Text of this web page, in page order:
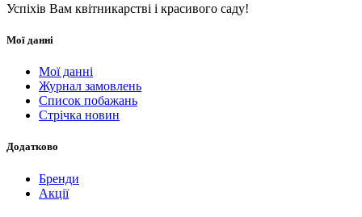
Успіхів Вам квітникарстві і красивого саду!
Мої данні
Мої данні
Журнал замовлень
Список побажань
Стрічка новин
Додатково
Бренди
Акції